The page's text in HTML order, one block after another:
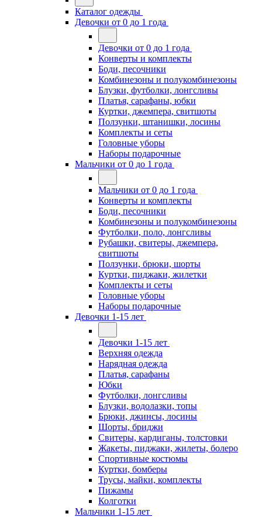
Каталог одежды
Девочки от 0 до 1 года
Девочки от 0 до 1 года
Конверты и комплекты
Боди, песочники
Комбинезоны и полукомбинезоны
Блузки, футболки, лонгсливы
Платья, сарафаны, юбки
Куртки, джемпера, свитшоты
Ползунки, штанишки, лосины
Комплекты и сеты
Головные уборы
Наборы подарочные
Мальчики от 0 до 1 года
Мальчики от 0 до 1 года
Конверты и комплекты
Боди, песочники
Комбинезоны и полукомбинезоны
Футболки, поло, лонгсливы
Рубашки, свитеры, джемпера,
свитшоты
Ползунки, брюки, шорты
Куртки, пиджаки, жилетки
Комплекты и сеты
Головные уборы
Наборы подарочные
Девочки 1-15 лет
Девочки 1-15 лет
Верхняя одежда
Нарядная одежда
Платья, сарафаны
Юбки
Футболки, лонгсливы
Блузки, водолазки, топы
Брюки, джинсы, лосины
Шорты, бриджи
Свитеры, кардиганы, толстовки
Жакеты, пиджаки, жилеты, болеро
Спортивные костюмы
Куртки, бомберы
Трусы, майки, комплекты
Пижамы
Колготки
Мальчики 1-15 лет